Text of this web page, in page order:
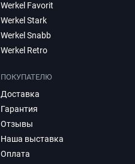
Werkel Favorit
Werkel Stark
Werkel Snabb
Werkel Retro
ПОКУПАТЕЛЮ
Доставка
Гарантия
Отзывы
Наша выставка
Оплата